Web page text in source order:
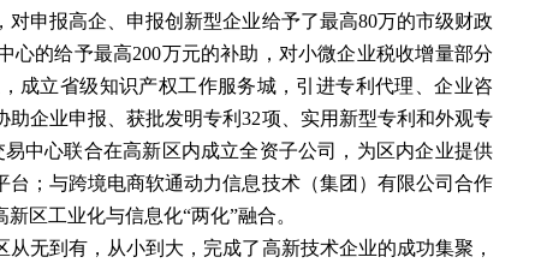
申报高企、申报创新型企业给予了最高80万的市级财政
的给予最高200万元的补助，对小微企业税收增量部分
成立省级知识产权工作服务城，引进专利代理、企业咨
企业申报、获批发明专利32项、实用新型专利和外观专
中心联合在高新区内成立全资子公司，为区内企业提供
；与跨境电商软通动力信息技术（集团）有限公司合作
区工业化与信息化“两化”融合。
无到有，从小到大，完成了高新技术企业的成功集聚，